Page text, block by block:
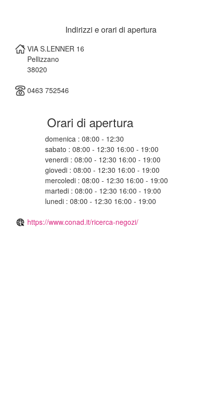
Indirizzi e orari di apertura
VIA S.LENNER 16
Pellizzano
38020
0463 752546
Orari di apertura
domenica : 08:00 - 12:30
sabato : 08:00 - 12:30 16:00 - 19:00
venerdi : 08:00 - 12:30 16:00 - 19:00
giovedi : 08:00 - 12:30 16:00 - 19:00
mercoledi : 08:00 - 12:30 16:00 - 19:00
martedi : 08:00 - 12:30 16:00 - 19:00
lunedi : 08:00 - 12:30 16:00 - 19:00
https://www.conad.it/ricerca-negozi/